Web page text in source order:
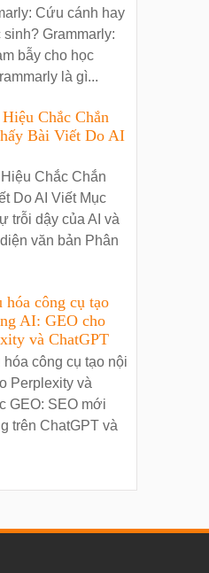
Cứu cánh hay
Grammarly:
bẫy cho học
là gì...
Chắc Chắn
Bài Viết Do AI
Chắc Chắn
Do AI Viết Mục
trỗi dậy của AI và
văn bản Phân
hóa công cụ tạo
AI: GEO cho
và ChatGPT
công cụ tạo nội
Perplexity và
GEO: SEO mới
trên ChatGPT và